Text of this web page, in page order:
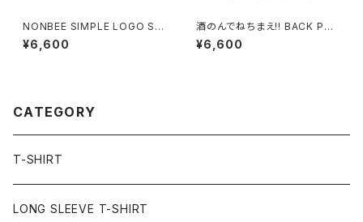
NONBEE SIMPLE LOGO SW
¥6,600
酒のんでねちまえ!! BACK PRI
NT TEE white/new neon-c
olor
¥6,600
CATEGORY
T-SHIRT
LONG SLEEVE T-SHIRT